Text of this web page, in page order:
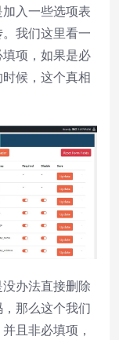
入一些选项表
我们这里看一
项，如果是必
候，这个真相
办法直接删除
那么这个我们
且非必填项，